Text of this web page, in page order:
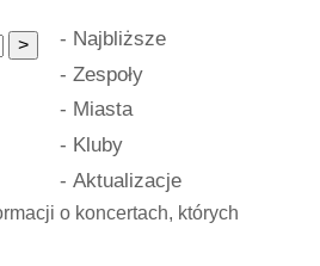
- Najbliższe
- Zespoły
- Miasta
- Kluby
- Aktualizacje
o koncertach, których